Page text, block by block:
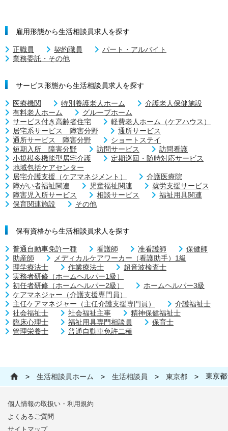
雇用形態から生活相談員求人を探す
正職員 契約職員
パート・アルバイト
業務委託・その他
サービス形態から生活相談員求人を探す
医療機関 特別養護老人ホーム
介護老人保健施設
有料老人ホーム
グループホーム
サービス付き高齢者住宅
軽費老人ホーム（ケアハウス）
居宅系サービス 障害分野
通所サービス
通所サービス 障害分野
ショートステイ
短期入所 障害分野
訪問サービス
訪問看護
小規模多機能型居宅介護
定期巡回・随時対応サービス
地域包括ケアセンター
居宅介護支援（ケアマネジメント）
介護医療院
障がい者福祉関連
児童福祉関連
就労支援サービス
障害児入所サービス
相談サービス
福祉用具関連
保育関連施設
その他
保有資格から生活相談員求人を探す
普通自動車免許一種 看護師 准看護師
保健師
助産師
メディカルケアワーカー（看護助手）1級
理学療法士
作業療法士
超音波検査士
実務者研修（ホームヘルパー1級）
初任者研修（ホームヘルパー2級）
ホームヘルパー3級
ケアマネジャー（介護支援専門員）
主任ケアマネジャー（主任介護支援専門員）
介護福祉士
社会福祉士
社会福祉主事
精神保健福祉士
臨床心理士
福祉用具専門相談員
保育士
管理栄養士
普通自動車免許二種
> 生活相談員ホーム > 生活相談員 > 東京都 > 東京
個人情報の取扱い・利用規約
よくあるご質問
サイトマップ